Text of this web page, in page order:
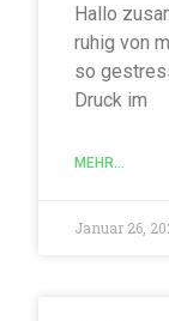
Hallo
ruhig von
so
Druck im
MEHR...
Januar 26,